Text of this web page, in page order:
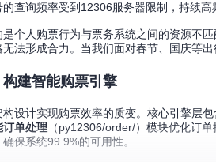
的查询频率受到12306服务器限制，持续
个人购票行为与票务系统之间的资源不
法形成合力。当我们面对春节、国庆等
建智能购票引擎
设计实现购票效率的质变。核心引擎层包
订单处理 （py12306/order/）模块优化订
保系统99.9%的可用性。